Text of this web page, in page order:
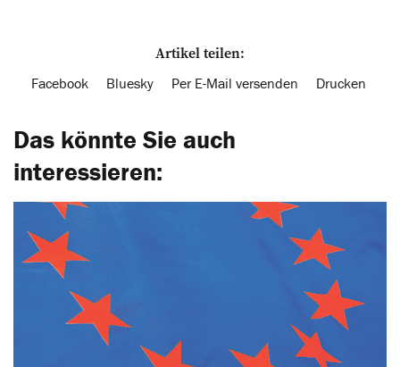
Artikel teilen:
Facebook Bluesky Per E-Mail versenden Drucken
Das könnte Sie auch
interessieren: